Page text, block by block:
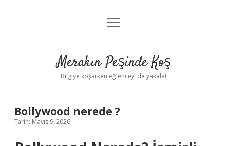
Anasayfa
Yasal Uyarı
menüyü
Merakın Peşinde Koş
Bilgiye koşarken eğlenceyi de yakala!
Bollywood nerede ?
Tarih: Mayıs 9, 2026